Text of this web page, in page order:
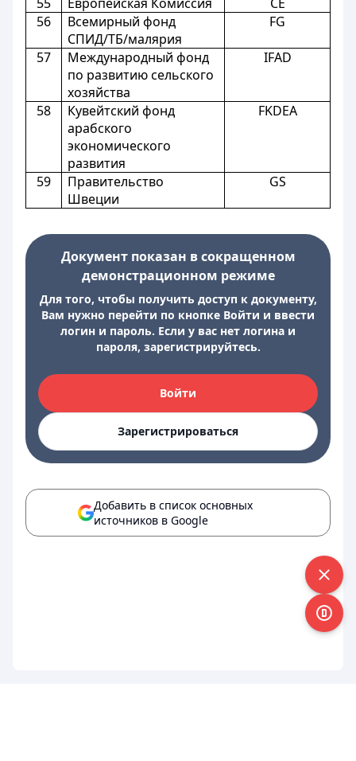
56
Всемирный фонд
СПИД/ТБ/малярия
FG
57
Международный фонд
по развитию сельского
хозяйства
IFAD
58
Кувейтский фонд
арабского
экономического
развития
FKDEA
59
Правительство
Швеции
GS
Документ показан в сокращенном
демонстрационном режиме
Для того, чтобы получить доступ к документу,
Вам нужно перейти по кнопке Войти и ввести
логин и пароль. Если у вас нет логина и
пароля, зарегистрируйтесь.
Войти
Зарегистрироваться
Добавить в список основных
источников в Google